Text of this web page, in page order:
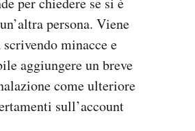
persona. Viene
minacce e
aggiungere un breve
come ulteriore
sull’account